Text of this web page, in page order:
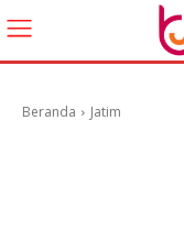
Beranda Jatim